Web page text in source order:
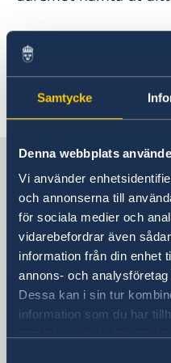
Samtycke
Denna webbplats
Vi använder
och annonserna till
för sociala medier och
vidarebefordrar även
information från din enhet
annons- och
Dessa kan i sin tur
information som du har
Mer information om
finner du på
Senast uppdaterad 24
Sverige i
Sveriges
Besöksadress
Didžioji gatan 16
Vilnius
Postadress
Embassy of